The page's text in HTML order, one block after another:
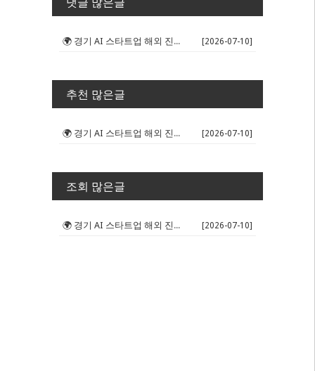
🌍 경기 AI 스타트업 해외 진출 판... [2026-07-10]
추천 많은글
🌍 경기 AI 스타트업 해외 진출 판... [2026-07-10]
조회 많은글
🌍 경기 AI 스타트업 해외 진출 판... [2026-07-10]